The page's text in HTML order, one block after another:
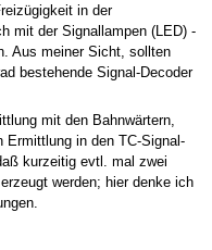
in der
mit der Signallampen (LED) -
Aus meiner Sicht, sollten
bestehende Signal-Decoder
mit den Bahnwärtern,
in den TC-Signal-
kurzeitig evtl. mal zwei
werden; hier denke ich